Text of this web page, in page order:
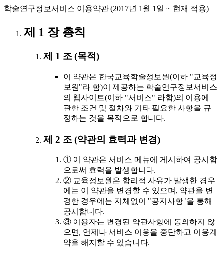
학술연구정보서비스 이용약관 (2017년 1월 1일 ~ 현재 적용)
제 1 장 총칙
제 1 조 (목적)
이 약관은 한국교육학술정보원(이하 "교육정
보원"라 함)이 제공하는 학술연구정보서비스
의 웹사이트(이하 "서비스" 라함)의 이용에
관한 조건 및 절차와 기타 필요한 사항을 규
정하는 것을 목적으로 합니다.
제 2 조 (약관의 효력과 변경)
① 이 약관은 서비스 메뉴에 게시하여 공시함
으로써 효력을 발생합니다.
② 교육정보원은 합리적 사유가 발생한 경우
에는 이 약관을 변경할 수 있으며, 약관을 변
경한 경우에는 지체없이 "공지사항"을 통해
공시합니다.
③ 이용자는 변경된 약관사항에 동의하지 않
으면, 언제나 서비스 이용을 중단하고 이용계
약을 해지할 수 있습니다.